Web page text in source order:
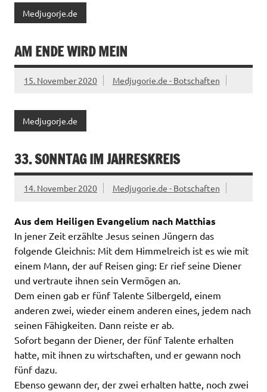
Medjugorje.de
AM ENDE WIRD MEIN
15. November 2020 Medjugorie.de - Botschaften
Medjugorje.de
33. SONNTAG IM JAHRESKREIS
14. November 2020 Medjugorie.de - Botschaften
Aus dem Heiligen Evangelium nach Matthias
In jener Zeit erzählte Jesus seinen Jüngern das
folgende Gleichnis: Mit dem Himmelreich ist es wie mit
einem Mann, der auf Reisen ging: Er rief seine Diener
und vertraute ihnen sein Vermögen an.
Dem einen gab er fünf Talente Silbergeld, einem
anderen zwei, wieder einem anderen eines, jedem nach
seinen Fähigkeiten. Dann reiste er ab.
Sofort begann der Diener, der fünf Talente erhalten
hatte, mit ihnen zu wirtschaften, und er gewann noch
fünf dazu.
Ebenso gewann der, der zwei erhalten hatte, noch zwei